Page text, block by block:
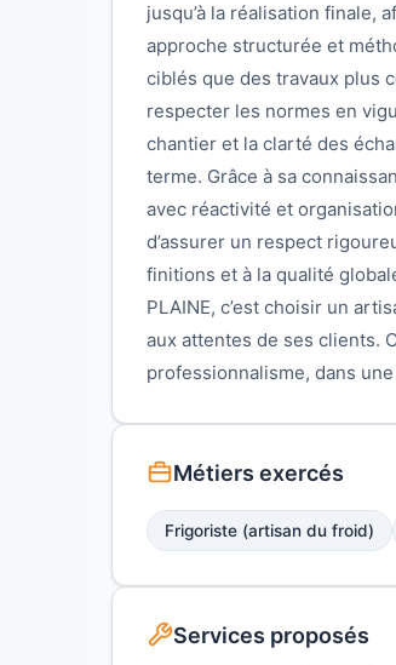
jusqu’à la réalisation finale,
approche structurée et
ciblés que des travaux plus
respecter les normes en
chantier et la clarté des
terme. Grâce à sa
avec réactivité et
d’assurer un respect
finitions et à la qualité
PLAINE, c’est choisir un
aux attentes de ses clients.
professionnalisme, dans
Métiers exercés
Frigoriste (artisan du froid)
Services proposés